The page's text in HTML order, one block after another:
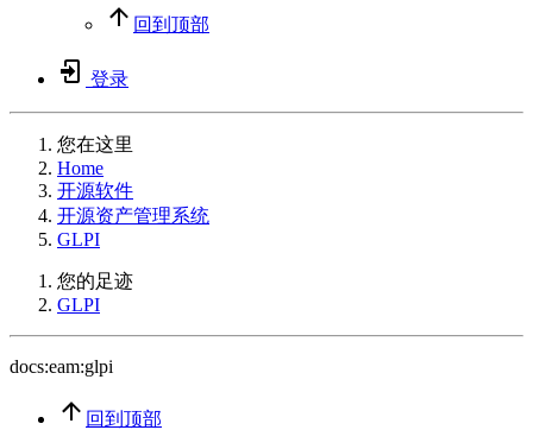
回到顶部
登录
您在这里
Home
开源软件
开源资产管理系统
GLPI
您的足迹
GLPI
docs:eam:glpi
回到顶部